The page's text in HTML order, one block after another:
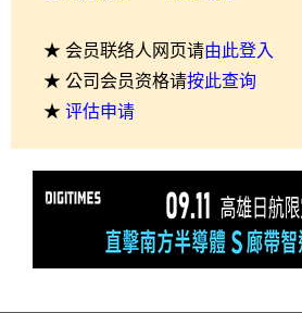
★ 会员联络人网页请由此登入
★ 公司会员资格请按此查询
★ 评估申请